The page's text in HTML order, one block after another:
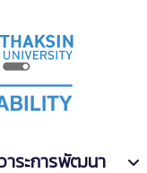
าระการพัฒนา